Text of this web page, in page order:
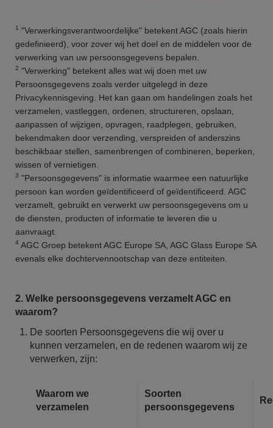
1 "Verwerkingsverantwoordelijke" betekent AGC (zoals hierin
gedefinieerd), voor zover wij het doel en de middelen voor de
verwerking van uw persoonsgegevens bepalen.
2 "Verwerking" betekent alles wat wij doen met uw
Persoonsgegevens zoals verder uitgelegd in deze
Privacykennisgeving. Het kan gaan om handelingen zoals het
verzamelen, vastleggen, ordenen, structureren, opslaan,
aanpassen of wijzigen, opvragen, raadplegen, gebruiken,
bekendmaken door verzending, verspreiden of anderszins
beschikbaar stellen, samenbrengen of combineren, beperken,
wissen of vernietigen.
3 "Persoonsgegevens" is informatie waarmee een natuurlijke
persoon kan worden geïdentificeerd of geïdentificeerd. AGC
verzamelt, gebruikt en verwerkt uw persoonsgegevens om u
de diensten, producten of informatie te leveren die u
aanvraagt.
4 AGC Groep betekent AGC Europe SA, AGC Glass Europe SA
evenals elke dochtervennootschap van deze entiteiten.
2. Welke persoonsgegevens verzamelt AGC en
waarom?
De soorten Persoonsgegevens die wij over u
kunnen verzamelen, en de redenen waarom wij ze
verwerken, zijn:
Waarom we
verzamelen
Soorten
persoonsgegevens